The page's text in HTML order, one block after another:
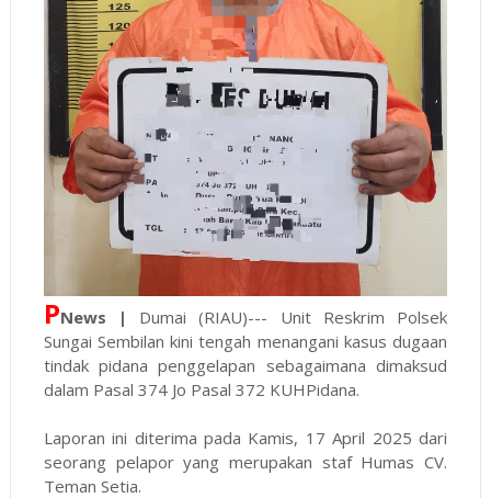
PNews | Dumai (RIAU)--- Unit Reskrim Polsek
Sungai Sembilan kini tengah menangani kasus dugaan
tindak pidana penggelapan sebagaimana dimaksud
dalam Pasal 374 Jo Pasal 372 KUHPidana.
Laporan ini diterima pada Kamis, 17 April 2025 dari
seorang pelapor yang merupakan staf Humas CV.
Teman Setia.